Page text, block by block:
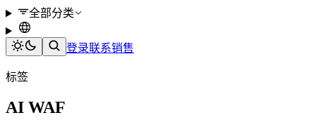
全部分类
登录联系销售
标签
AI WAF